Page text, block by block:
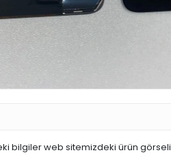
bilgiler web sitemizdeki ürün görseli